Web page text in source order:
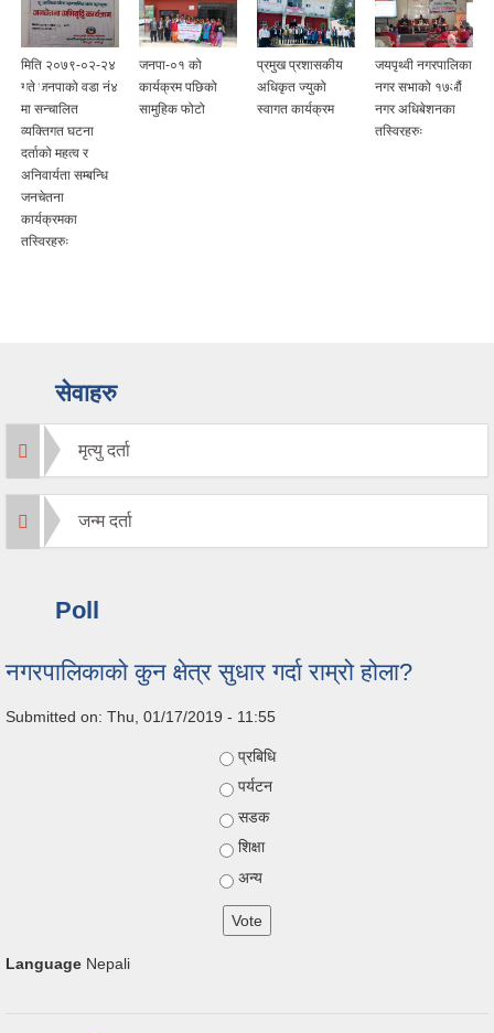
मिति २०७९-०२-२४
गते जनपाको वडा नं४
मा सन्चालित
व्यक्तिगत घटना
दर्ताको महत्व र
अनिवार्यता सम्बन्धि
जनचेतना
कार्यक्रमका
तस्विरहरुः
जनपा-०१ को
कार्यक्रम पछिको
सामुहिक फोटो
प्रमुख प्रशासकीय
अधिकृत ज्युको
स्वागत कार्यक्रम
जयपृथ्वी नगरपालिका
नगर सभाको १७औं
नगर अधिबेशनका
तस्विरहरुः
सेवाहरु
मृत्यु दर्ता
जन्म दर्ता
Poll
नगरपालिकाको कुन क्षेत्र सुधार गर्दा राम्रो होला?
Submitted on: Thu, 01/17/2019 - 11:55
Choices
प्रबिधि
पर्यटन
सडक
शिक्षा
अन्य
Language Nepali